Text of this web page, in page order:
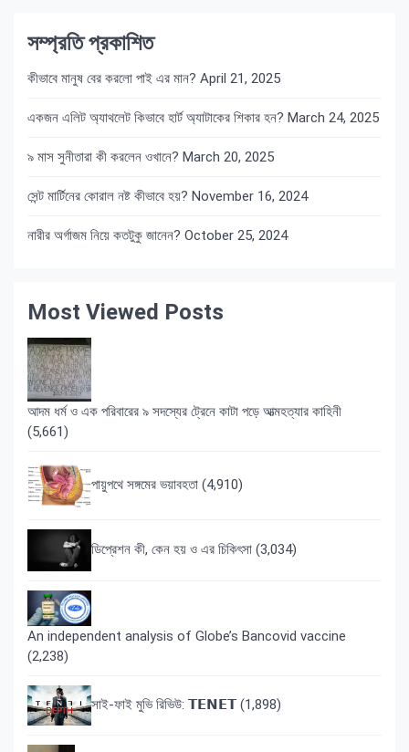
সম্প্রতি প্রকাশিত
কীভাবে মানুষ বের করলো পাই এর মান? April 21, 2025
একজন এলিট অ্যাথলেট কিভাবে হার্ট অ্যাটাকের শিকার হন? March 24, 2025
৯ মাস সুনীতারা কী করলেন ওখানে? March 20, 2025
সেন্ট মার্টিনের কোরাল নষ্ট কীভাবে হয়? November 16, 2024
নারীর অর্গাজম নিয়ে কতটুকু জানেন? October 25, 2024
Most Viewed Posts
আদম ধর্ম ও এক পরিবারের ৯ সদস্যের ট্রেনে কাটা পড়ে আত্মহত্যার কাহিনী
(5,661)
পায়ুপথে সঙ্গমের ভয়াবহতা (4,910)
ডিপ্রেশন কী, কেন হয় ও এর চিকিৎসা (3,034)
An independent analysis of Globe’s Bancovid vaccine
(2,238)
সাই-ফাই মুভি রিভিউ: 𝗧𝗘𝗡𝗘𝗧 (1,898)